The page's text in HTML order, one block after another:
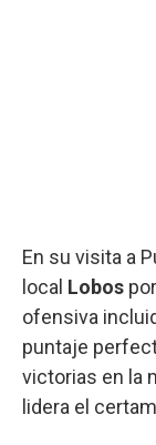
En su visita a
local Lobos
ofensiva
puntaje
victorias en la
lidera el